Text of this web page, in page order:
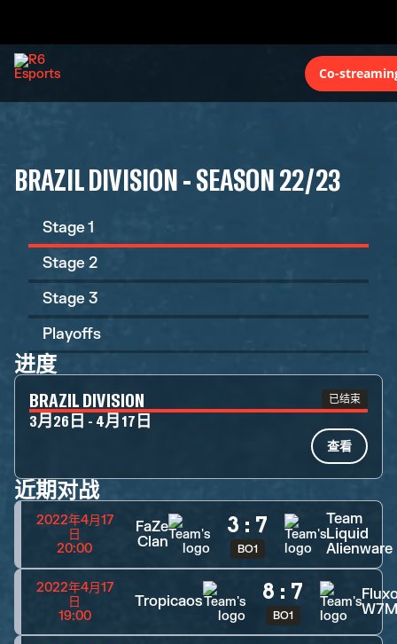
Co-
BRAZIL DIVISION - SEASON 22/23
Stage 1
Stage 2
Stage 3
Playoffs
进度
BRAZIL DIVISION 已结束
3月26日 - 4月17日
查看
近期对战
2022年4月17
日
20:00
FaZe
Clan
3 : 7
BO1
Team
Liquid
Alienware
2022年4月17
日
19:00
Tropicaos 8 : 7
BO1